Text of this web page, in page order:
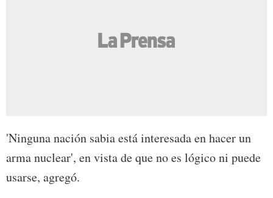
'Ninguna nación sabia está interesada en hacer un
arma nuclear', en vista de que no es lógico ni puede
usarse, agregó.